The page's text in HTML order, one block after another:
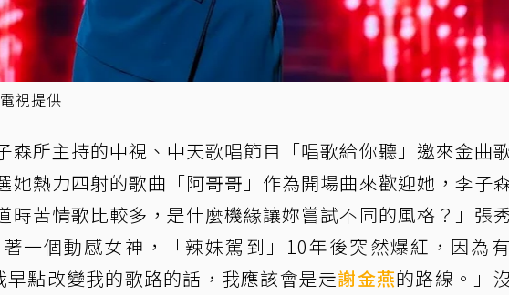
視提供
森所主持的中視、中天歌唱節目「唱歌給你聽」邀來金曲
她熱力四射的歌曲「阿哥哥」作為開場曲來歡迎她，李子
時苦情歌比較多，是什麼機緣讓妳嘗試不同的風格？」張
一個動感女神，「辣妹駕到」10年後突然爆紅，因為
早點改變我的歌路的話，我應該會是走謝金燕的路線。」